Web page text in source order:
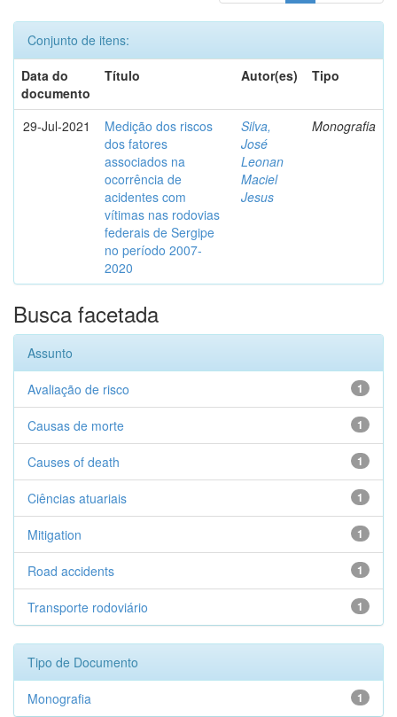
Conjunto de itens:
Data do
documento
Título Autor(es) Tipo
29-Jul-2021
Medição dos riscos
dos fatores
associados na
ocorrência de
acidentes com
vítimas nas rodovias
federais de Sergipe
no período 2007-
2020
Silva,
José
Leonan
Maciel
Jesus
Monografia
Busca facetada
Assunto
1
Avaliação de risco
1
Causas de morte
1
Causes of death
1
Ciências atuariais
1
Mitigation
1
Road accidents
1
Transporte rodoviário
Tipo de Documento
1
Monografia